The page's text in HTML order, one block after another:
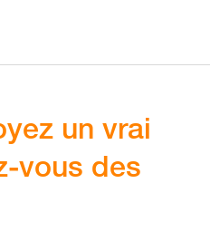
un vrai
vous des